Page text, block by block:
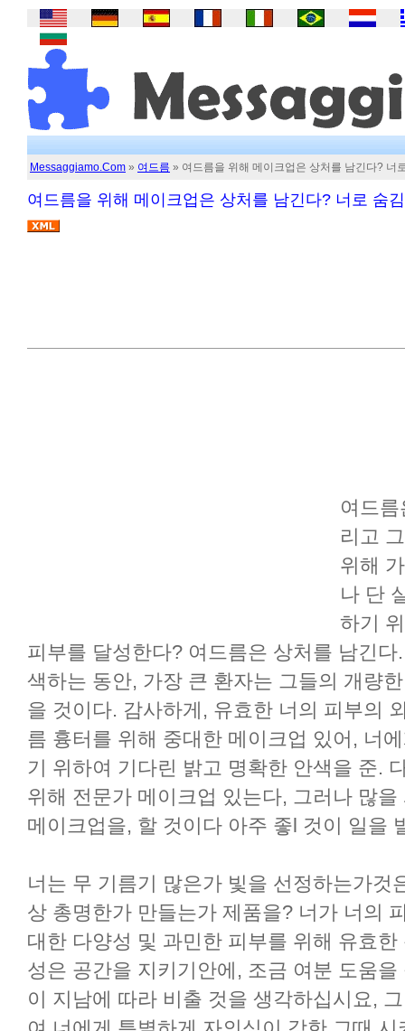
Messaggiamo.Com » 여드름 » 여드름을 위해 메이크업은 상처를 남긴다? 너
여드름을 위해 메이크업은 상처를 남긴다? 너로 숨
여드
리고
위해
나 단
하기
피부를 달성한다? 여드름은 상처를 남긴
색하는 동안, 가장 큰 환자는 그들의 개량
을 것이다. 감사하게, 유효한 너의 피부의
름 흉터를 위해 중대한 메이크업 있어, 너
기 위하여 기다린 밝고 명확한 안색을 준.
위해 전문가 메이크업 있는다, 그러나 많
메이크업을, 할 것이다 아주 좋l 것이 일을
너는 무 기름기 많은가 빛을 선정하는가것
상 총명한가 만들는가 제품을? 너가 너의
대한 다양성 및 과민한 피부를 위해 유효
성은 공간을 지키기안에, 조금 여분 도움
이 지남에 따라 비출 것을 생각하십시요,